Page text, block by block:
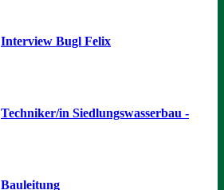
Interview Bugl Felix
Techniker/in Siedlungswasserbau -
Bauleitung